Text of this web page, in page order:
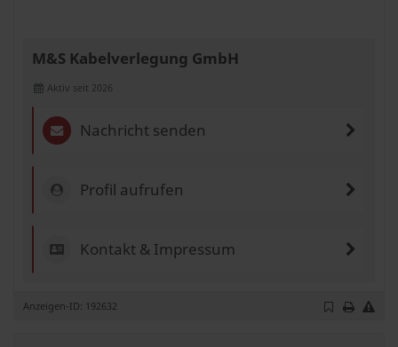
M&S Kabelverlegung GmbH
Aktiv seit 2026
Nachricht senden
Profil aufrufen
Kontakt & Impressum
Anzeigen-ID: 192632